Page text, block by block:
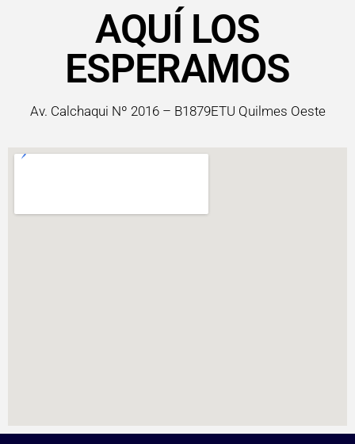
AQUÍ LOS
ESPERAMOS
Av. Calchaqui Nº 2016 – B1879ETU Quilmes Oeste